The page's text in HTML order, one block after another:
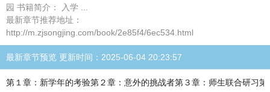
园 书籍简介： 入学 ...
最新章节推荐地址：
http://m.zjsongjing.com/book/2e85f4/6ec534.html
最新章节预览 更新时间：2025-06-04 20:23:57
第１章：新学年的考验第２章：意外的挑战者第３章：师生联合研习